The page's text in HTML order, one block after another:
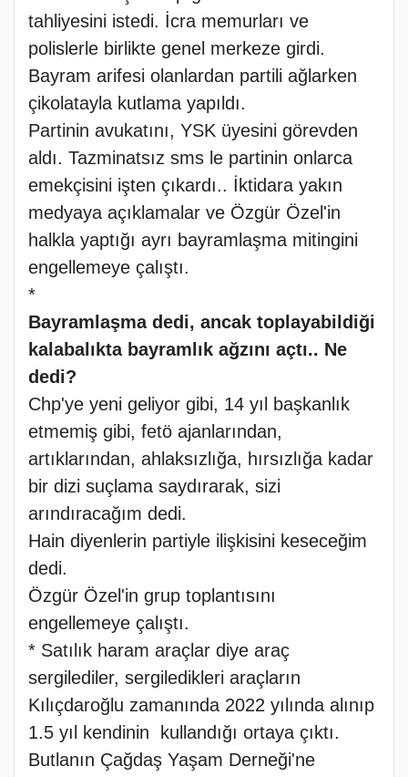
tahliyesini istedi. İcra memurları ve
polislerle birlikte genel merkeze girdi.
Bayram arifesi olanlardan partili ağlarken
çikolatayla kutlama yapıldı.
Partinin avukatını, YSK üyesini görevden
aldı. Tazminatsız sms le partinin onlarca
emekçisini işten çıkardı.. İktidara yakın
medyaya açıklamalar ve Özgür Özel'in
halkla yaptığı ayrı bayramlaşma mitingini
engellemeye çalıştı.
*
Bayramlaşma dedi, ancak toplayabildiği
kalabalıkta bayramlık ağzını açtı.. Ne
dedi?
Chp'ye yeni geliyor gibi, 14 yıl başkanlık
etmemiş gibi, fetö ajanlarından,
artıklarından, ahlaksızlığa, hırsızlığa kadar
bir dizi suçlama saydırarak, sizi
arındıracağım dedi.
Hain diyenlerin partiyle ilişkisini keseceğim
dedi.
Özgür Özel'in grup toplantısını
engellemeye çalıştı.
* Satılık haram araçlar diye araç
sergilediler, sergiledikleri araçların
Kılıçdaroğlu zamanında 2022 yılında alınıp
1.5 yıl kendinin kullandığı ortaya çıktı.
Butlanın Çağdaş Yaşam Derneği'ne